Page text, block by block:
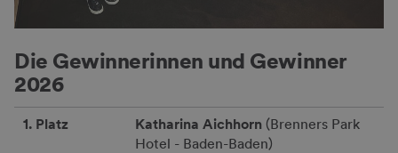
Die Gewinnerinnen und Gewinner
2026
1. Platz Katharina Aichhorn (Brenners Park
Hotel - Baden-Baden)